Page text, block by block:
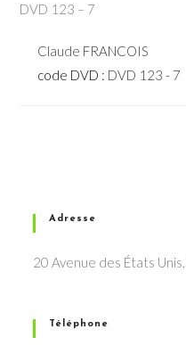
DVD 123 – 7
Claude FRANCOIS
code DVD : DVD 123 - 7
Adresse
20 Avenue des États
Téléphone